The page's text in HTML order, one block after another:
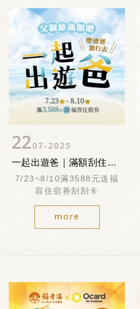
2207 2025
一起出遊爸｜滿額刮住宿券
7/23~8/10滿3588元送福
容住宿券刮刮卡
more